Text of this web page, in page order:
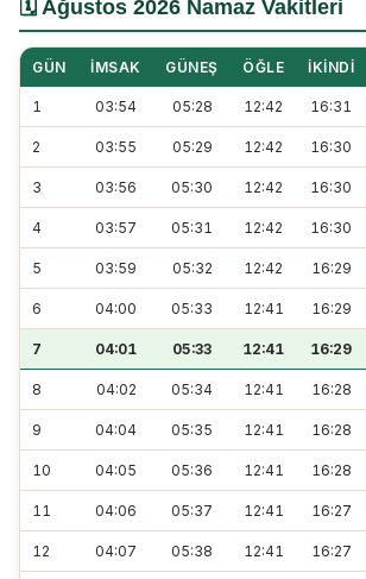
🗓️ Ağustos 2026 Namaz Vakitleri
GÜN İMSAK GÜNEŞ ÖĞLE İKINDI
1 03:54 05:28 12:42 16:31
2 03:55 05:29 12:42 16:30
3 03:56 05:30 12:42 16:30
4 03:57 05:31 12:42 16:30
5 03:59 05:32 12:42 16:29
6 04:00 05:33 12:41 16:29
7 04:01 05:33 12:41 16:29
8 04:02 05:34 12:41 16:28
9 04:04 05:35 12:41 16:28
10 04:05 05:36 12:41 16:28
11 04:06 05:37 12:41 16:27
12 04:07 05:38 12:41 16:27